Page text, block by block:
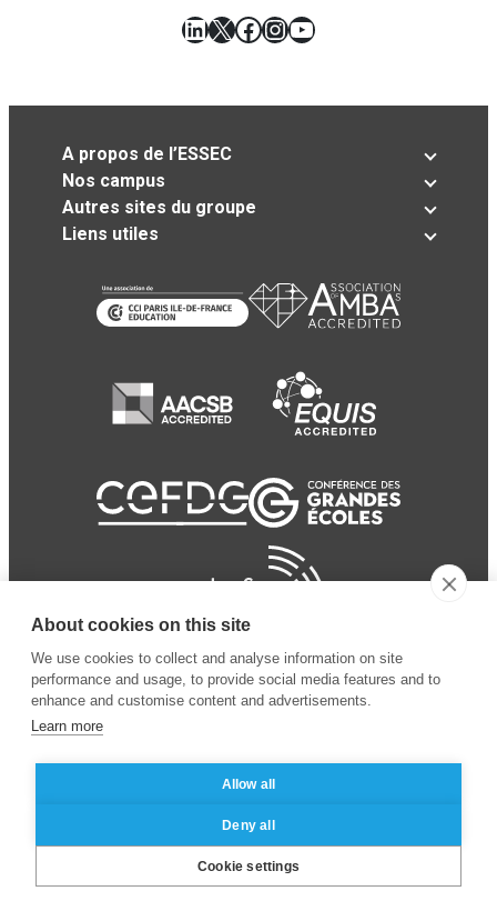
LinkedIn
X Facebook
Instagram
YouTube
A propos de l’ESSEC
Nos campus
Autres sites du groupe
Liens utiles
Business School
Mentions légales
des données personnelles
About cookies on this site
We use cookies to collect and analyse information on site
performance and usage, to provide social media features and to
enhance and customise content and advertisements.
Learn more
Allow all
Deny all
Cookie settings